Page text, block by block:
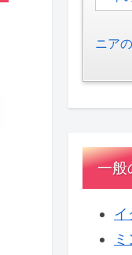
ニア
一般